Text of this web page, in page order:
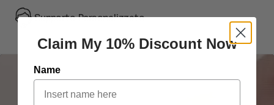
Supporto Personalizzato
Claim My 10% Discount Now
Name